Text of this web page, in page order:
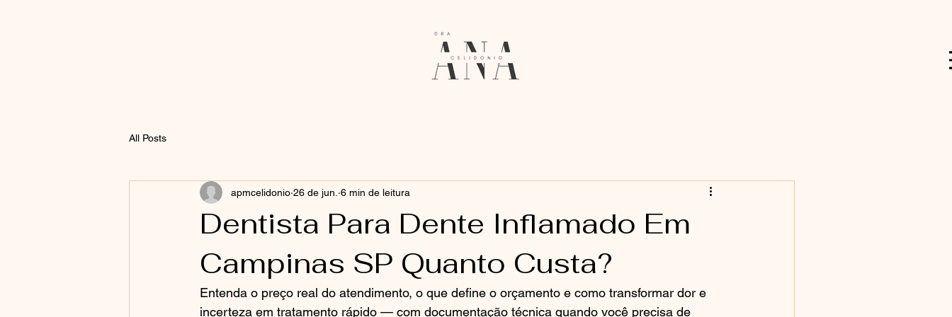
All Posts
Dentista Para Dente Inflamado Em
Campinas SP Quanto Custa?
apmcelidonio 26 de jun. 6 min de leitura
Entenda o preço real do atendimento, o que define o orçamento e como transformar dor e
incerteza em tratamento rápido — com documentação técnica quando você precisa de